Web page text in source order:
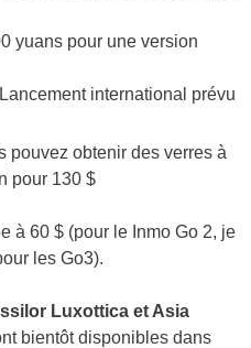
yuans pour une version
international prévu
pouvez obtenir des verres à
pour 130 $
à 60 $ (pour le Inmo Go 2, je
les Go3).
Luxottica et Asia
bientôt disponibles dans